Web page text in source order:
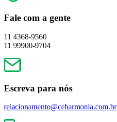
Fale com a gente
11 4368-9560
11 99900-9704
Escreva para nós
relacionamento@ceharmonia.com.br